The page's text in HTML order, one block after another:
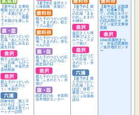
【要申込】文庫幼
稚園 おひさまクラ
ブ「水遊びをしよ
う！」・・・園庭
で水遊びを楽しも
う・・・
親と子のつどいの
広場『あしたひろ
ば』お楽しみ＆お
誕生日会
親子ふれあいにこ
にこ広場「ちびっ
こ縁日」＠金沢大
道幼稚園
親と子のつどいの
広場『ふきのと
う』水遊び
関東学院 親と子
のひろば「おりー
ぶ」横浜子育てパ
ートナー訪問
【要予約】金沢さく
ら保育園「水遊び」
親と子のつどいの広
場『ままのわ』歌と
リズム遊び
親と子のつどいの広
場『ままのわ』赤ち
ゃんの日
親と子のつどいの広
場『あしたひろば』
紙芝居の日
親と子のつどいの広
場『ふきのとう』水
遊び
紙芝居の会 ＠富岡
並木地区センター
【要予約】親
と子のつどい
の広場『まま
のわ』ままの
わ縁日
金沢さくら保
育園 ぴよとこ
ルーム「スタ
ンプ遊び」
親と子のつど
いの広場『ふ
きのとう』水
遊び
【要予約】親
と子のつどい
の広場「たん
ぽぽ」保育・
教育コンシェ
ルジュ出張相
談日
【要申込】父親講
座「仕事✖子育
て」の両立＆子ど
もにウケる！絵本
の読み聞かせ ＠
アイン金沢文庫保
育園
1day図書館まつ
り ＠金沢図書館
／金沢地区センタ
ー